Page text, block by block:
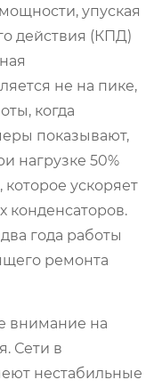
упуская
действия (КПД)
не на пике,
когда
показывают,
нагрузке 50%
ускоряет
конденсаторов.
года работы
ремонта
внимание на
Сети в
нестабильные